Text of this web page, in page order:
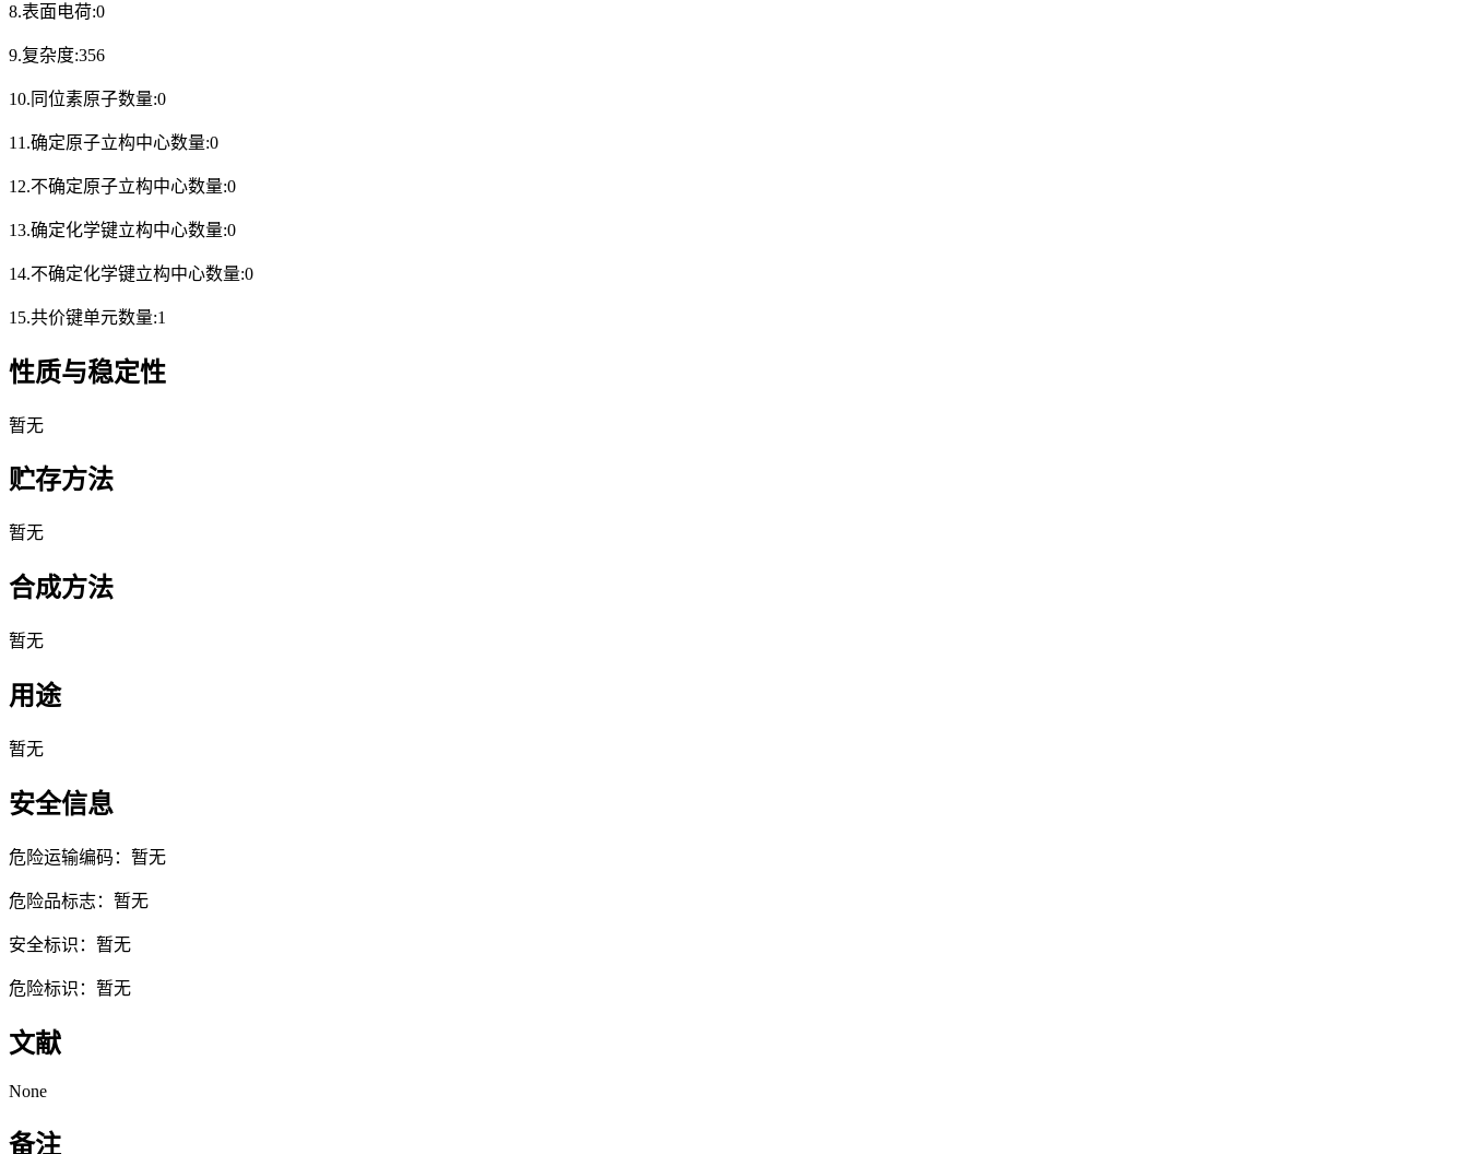
8.表面电荷:0
9.复杂度:356
10.同位素原子数量:0
11.确定原子立构中心数量:0
12.不确定原子立构中心数量:0
13.确定化学键立构中心数量:0
14.不确定化学键立构中心数量:0
15.共价键单元数量:1
性质与稳定性
暂无
贮存方法
暂无
合成方法
暂无
用途
暂无
安全信息
危险运输编码：暂无
危险品标志：暂无
安全标识：暂无
危险标识：暂无
文献
None
备注